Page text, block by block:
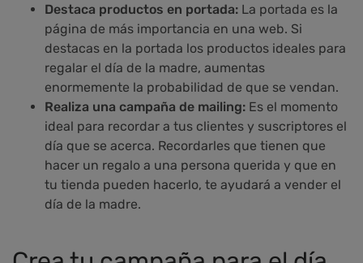
Destaca productos en portada: La portada es la
página de más importancia en una web. Si
destacas en la portada los productos ideales para
regalar el día de la madre, aumentas
enormemente la probabilidad de que se vendan.
Realiza una campaña de mailing: Es el momento
ideal para recordar a tus clientes y suscriptores el
día que se acerca. Recordarles que tienen que
hacer un regalo a una persona querida y que en
tu tienda pueden hacerlo, te ayudará a vender el
día de la madre.